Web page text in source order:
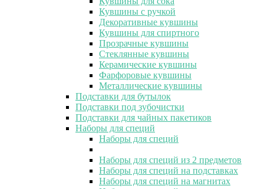
Кувшины с ручкой
Декоративные кувшины
Кувшины для спиртного
Прозрачные кувшины
Стеклянные кувшины
Керамические кувшины
Фарфоровые кувшины
Металлические кувшины
Подставки для бутылок
Подставки под зубочистки
Подставки для чайных пакетиков
Наборы для специй
Наборы для специй
Наборы для специй из 2 предметов
Наборы для специй на подставках
Наборы для специй на магнитах